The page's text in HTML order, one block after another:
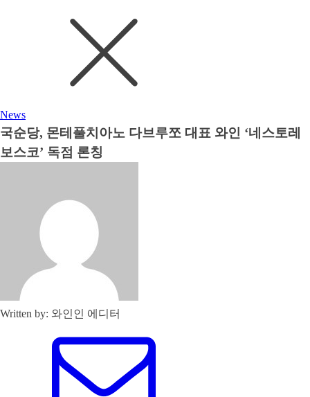
News
국순당, 몬테풀치아노 다브루쪼 대표 와인 ‘네스토레
보스코’ 독점 론칭
Written by: 와인인 에디터